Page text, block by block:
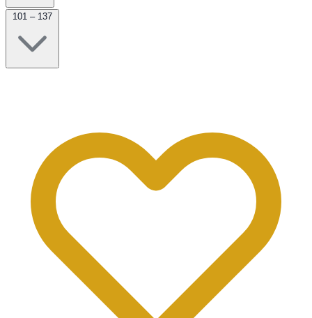
101 – 137